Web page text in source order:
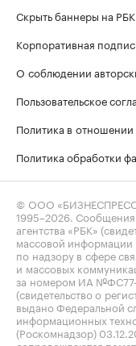
Скрыть баннеры на РБК
Корпоративная
О соблюдении
Пользовательское
Политика в
Политика обработки
© ООО
1995–2026 .
агентства «РБК»
массовой
по надзору в сфере
и массовых
за номером ИА №ФС77-
(свидетельство о
выдано Федеральной
информационных
(Роскомнадзор)